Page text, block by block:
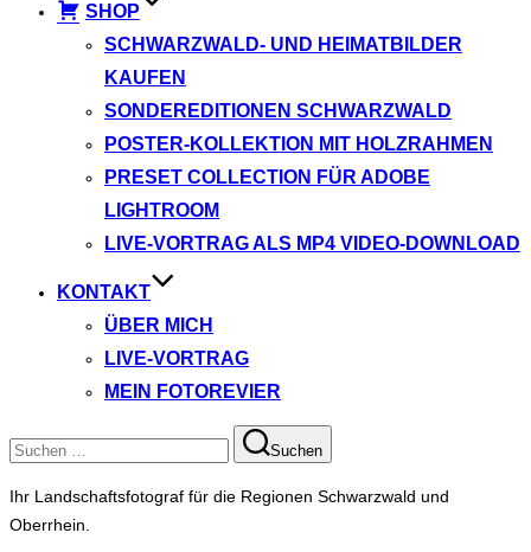
SHOP
SCHWARZWALD- UND HEIMATBILDER
KAUFEN
SONDEREDITIONEN SCHWARZWALD
POSTER-KOLLEKTION MIT HOLZRAHMEN
PRESET COLLECTION FÜR ADOBE
LIGHTROOM
LIVE-VORTRAG ALS MP4 VIDEO-DOWNLOAD
KONTAKT
ÜBER MICH
LIVE-VORTRAG
MEIN FOTOREVIER
Suchen
nach:
Suchen
Ihr Landschaftsfotograf für die Regionen Schwarzwald und
Oberrhein.